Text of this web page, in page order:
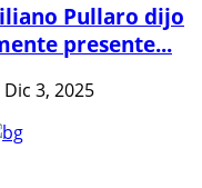
Pullaro dijo
presente...
Dic 3, 2025